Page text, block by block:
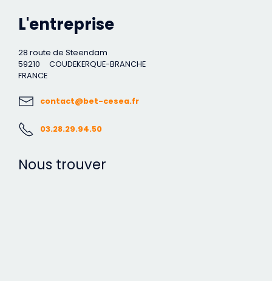
L'entreprise
28 route de Steendam
59210
COUDEKERQUE-BRANCHE
FRANCE
contact@bet-cesea.fr
03.28.29.94.50
Nous trouver